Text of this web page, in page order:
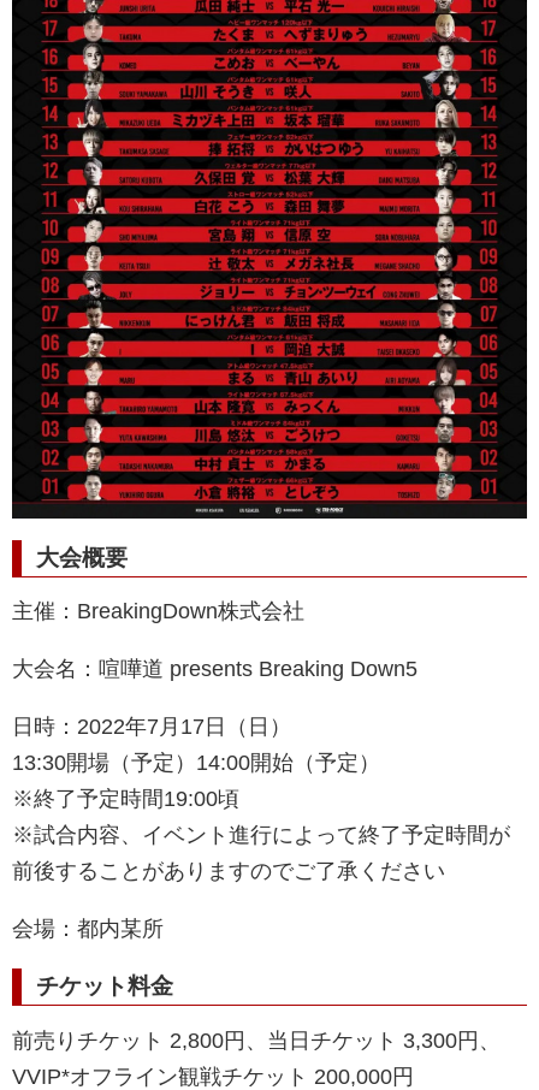
大会概要
主催：BreakingDown株式会社
大会名：喧嘩道 presents Breaking Down5
日時：2022年7月17日（日）
13:30開場（予定）14:00開始（予定）
※終了予定時間19:00頃
※試合内容、イベント進行によって終了予定時間が
前後することがありますのでご了承ください
会場：都内某所
チケット料金
前売りチケット 2,800円、当日チケット 3,300円、
VVIP*オフライン観戦チケット 200,000円